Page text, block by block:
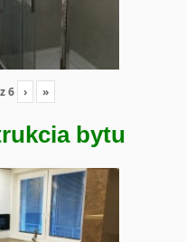
z6 › »
bytu